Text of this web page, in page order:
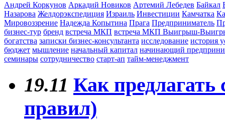
Андрей Коркунов Аркадий Новиков Артемий Лебедев Байкал
Назарова Желдорэкспедиция Израиль Инвестиции Камчатка
Мировоззрение Надежда Копытина Прага Предприниматель
бизнес-тур бренд встреча МКП встреча МКП Выигрыш-
богатства записки бизнес-консультанта исследование история
бюджет мышление начальный капитал начинающий
семинары сотрудничество старт-ап тайм-менеджмент
19.11 Как предлагать
правил)